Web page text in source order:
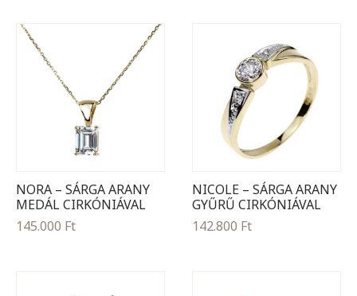
NORA – SÁRGA ARANY
MEDÁL CIRKÓNIÁVAL
145.000 Ft
NICOLE – SÁRGA ARANY
GYŰRŰ CIRKÓNIÁVAL
142.800 Ft